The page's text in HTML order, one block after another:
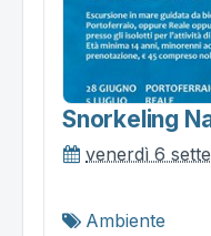
Snorkeling
venerdì 6
Ambiente